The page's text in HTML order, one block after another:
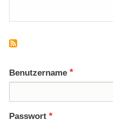
Benutzername
Passwort